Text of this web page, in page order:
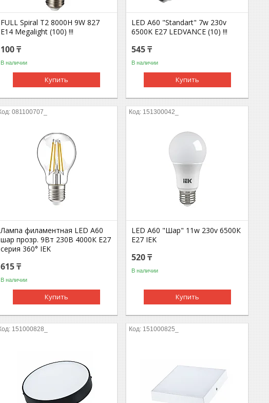
FULL Spiral Т2 8000H 9W 827
E14 Megalight (100) !!!
100 ₸
В наличии
Купить
LED A60 "Standart" 7w 230v
6500K E27 LEDVANCE (10) !!!
545 ₸
В наличии
Купить
081100707_
Лампа филаментная LED A60
шар прозр. 9Вт 230В 4000К E27
серия 360° IEK
615 ₸
В наличии
Купить
151300042_
LED A60 "Шар" 11w 230v 6500К
E27 IEK
520 ₸
В наличии
Купить
151000828_ 151000825_